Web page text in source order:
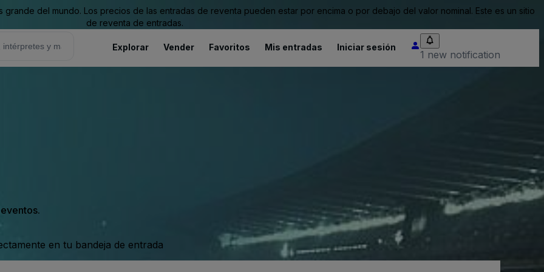
del mundo. Los precios de las entradas de reventa pueden estar por encima o por debajo del valor nominal. Este es un sitio
de reventa de entradas.
Explorar Vender Favoritos Mis entradas Iniciar sesión
1 new notification
en tu bandeja de entrada